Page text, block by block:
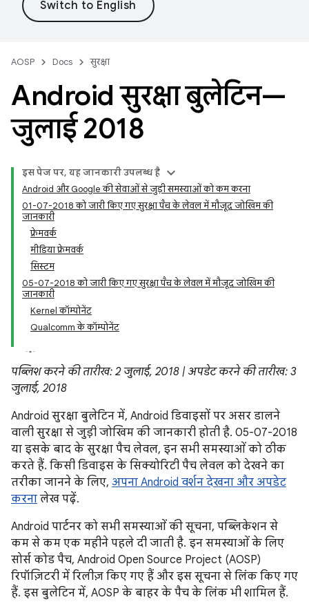
AOSP Docs सुरक्षा
Android सुरक्षा बुलेटिन—
जुलाई 2018
इस पेज पर, यह जानकारी उपलब्ध है
Android और Google की सेवाओं से जुड़ी समस्याओं को कम करना
01-07-2018 को जारी किए गए सुरक्षा पैच के लेवल में मौजूद जोखिम की
जानकारी
फ़्रेमवर्क
मीडिया फ़्रेमवर्क
सिस्टम
05-07-2018 को जारी किए गए सुरक्षा पैच के लेवल में मौजूद जोखिम की
जानकारी
Kernel कॉम्पोनेंट
Qualcomm के कॉम्पोनेंट
पब्लिश करने की तारीख: 2 जुलाई, 2018 | अपडेट करने की तारीख: 3
जुलाई, 2018
Android सुरक्षा बुलेटिन में, Android डिवाइसों पर असर डालने
वाली सुरक्षा से जुड़ी जोखिम की जानकारी होती है. 05-07-2018
या इसके बाद के सुरक्षा पैच लेवल, इन सभी समस्याओं को ठीक
करते हैं. किसी डिवाइस के सिक्योरिटी पैच लेवल को देखने का
तरीका जानने के लिए, अपना Android वर्शन देखना और अपडेट
करना लेख पढ़ें.
Android पार्टनर को सभी समस्याओं की सूचना, पब्लिकेशन से
कम से कम एक महीने पहले दी जाती है. इन समस्याओं के लिए
सोर्स कोड पैच, Android Open Source Project (AOSP)
रिपॉज़िटरी में रिलीज़ किए गए हैं और इस सूचना से लिंक किए गए
हैं. इस बुलेटिन में, AOSP के बाहर के पैच के लिंक भी शामिल हैं.